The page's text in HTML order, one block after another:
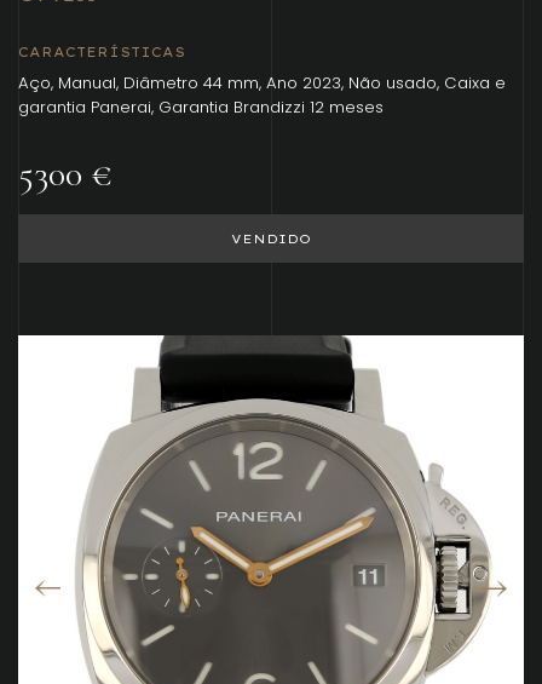
CARACTERÍSTICAS
Aço, Manual, Diâmetro 44 mm, Ano 2023, Não usado, Caixa e
garantia Panerai, Garantia Brandizzi 12 meses
5300 €
VENDIDO